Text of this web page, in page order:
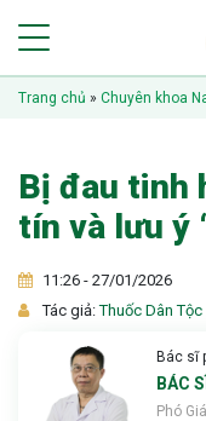
Trang chủ » Chuyên khoa
Bị đau tinh
tín và lưu ý
11:26 - 27/01/2026
Tác giả:Thuốc Dân Tộc
Bác sĩ
BÁC
Phó